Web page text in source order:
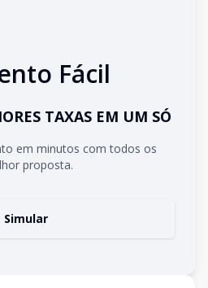
Fácil
TAXAS EM UM SÓ
em minutos com todos os
proposta.
Simular